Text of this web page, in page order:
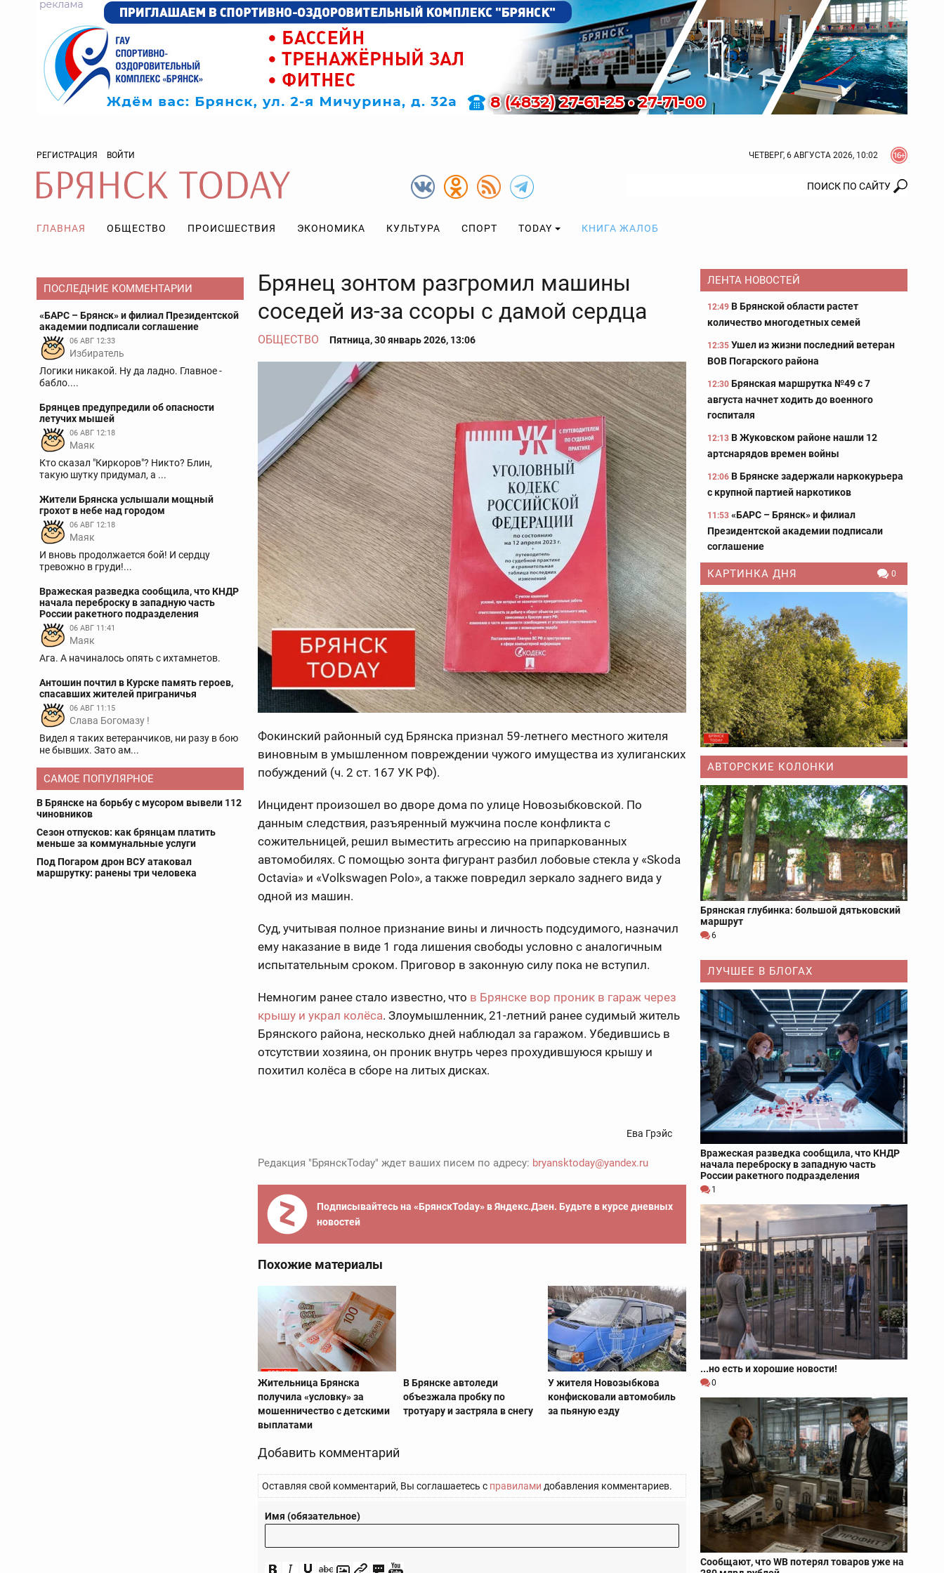
РЕГИСТРАЦИЯ ВОЙТИ ЧЕТВЕРГ, 6 АВГУСТА 2026, 10:02
ГЛАВНАЯ ОБЩЕСТВО ПРОИСШЕСТВИЯ ЭКОНОМИКА КУЛЬТУРА СПОРТ TODAY КНИГА ЖАЛОБ
ПОСЛЕДНИЕ КОММЕНТАРИИ
«БАРС – Брянск» и филиал Президентской
академии подписали соглашение
06 АВГ 12:33
Избиратель
Логики никакой. Ну да ладно. Главное -
бабло....
Брянцев предупредили об опасности
летучих мышей
06 АВГ 12:18
Маяк
Кто сказал "Киркоров"? Никто? Блин,
такую шутку придумал, а ...
Жители Брянска услышали мощный
грохот в небе над городом
06 АВГ 12:18
Маяк
И вновь продолжается бой! И сердцу
тревожно в груди!...
Вражеская разведка сообщила, что КНДР
начала переброску в западную часть
России ракетного подразделения
06 АВГ 11:41
Маяк
Ага. А начиналось опять с ихтамнетов.
Антошин почтил в Курске память героев,
спасавших жителей приграничья
06 АВГ 11:15
Слава Богомазу !
Видел я таких ветеранчиков, ни разу в бою
не бывших. Зато ам...
САМОЕ ПОПУЛЯРНОЕ
В Брянске на борьбу с мусором вывели 112
чиновников
Сезон отпусков: как брянцам платить
меньше за коммунальные услуги
Под Погаром дрон ВСУ атаковал
маршрутку: ранены три человека
Брянец зонтом разгромил машины
соседей из-за ссоры с дамой сердца
ОБЩЕСТВО Пятница, 30 январь 2026, 13:06
Фокинский районный суд Брянска признал 59-летнего местного жителя
виновным в умышленном повреждении чужого имущества из хулиганских
побуждений (ч. 2 ст. 167 УК РФ).
Инцидент произошел во дворе дома по улице Новозыбковской. По
данным следствия, разъяренный мужчина после конфликта с
сожительницей, решил выместить агрессию на припаркованных
автомобилях. С помощью зонта фигурант разбил лобовые стекла у «Skoda
Octavia» и «Volkswagen Polo», а также повредил зеркало заднего вида у
одной из машин.
Суд, учитывая полное признание вины и личность подсудимого, назначил
ему наказание в виде 1 года лишения свободы условно с аналогичным
испытательным сроком. Приговор в законную силу пока не вступил.
Немногим ранее стало известно, что в Брянске вор проник в гараж через
крышу и украл колёса. Злоумышленник, 21-летний ранее судимый житель
Брянского района, несколько дней наблюдал за гаражом. Убедившись в
отсутствии хозяина, он проник внутрь через прохудившуюся крышу и
похитил колёса в сборе на литых дисках.
Ева Грэйс
Редакция "БрянскToday" ждет ваших писем по адресу: bryansktoday@yandex.ru
Подписывайтесь на «БрянскToday» в Яндекс.Дзен. Будьте в курсе дневных
новостей
Похожие материалы
Жительница Брянска
получила «условку» за
мошенничество с детскими
выплатами
В Брянске автоледи
объезжала пробку по
тротуару и застряла в снегу
У жителя Новозыбкова
конфисковали автомобиль
за пьяную езду
Добавить комментарий
Оставляя свой комментарий, Вы соглашаетесь с правилами добавления комментариев.
Имя (обязательное)
ЛЕНТА НОВОСТЕЙ
12:49 В Брянской области растет
количество многодетных семей
12:35 Ушел из жизни последний ветеран
ВОВ Погарского района
12:30 Брянская маршрутка №49 с 7
августа начнет ходить до военного
госпиталя
12:13 В Жуковском районе нашли 12
артснарядов времен войны
12:06 В Брянске задержали наркокурьера
с крупной партией наркотиков
11:53 «БАРС – Брянск» и филиал
Президентской академии подписали
соглашение
КАРТИНКА ДНЯ 0
АВТОРСКИЕ КОЛОНКИ
Брянская глубинка: большой дятьковский
маршрут
6
ЛУЧШЕЕ В БЛОГАХ
Вражеская разведка сообщила, что КНДР
начала переброску в западную часть
России ракетного подразделения
1
...но есть и хорошие новости!
0
Сообщают, что WB потерял товаров уже на